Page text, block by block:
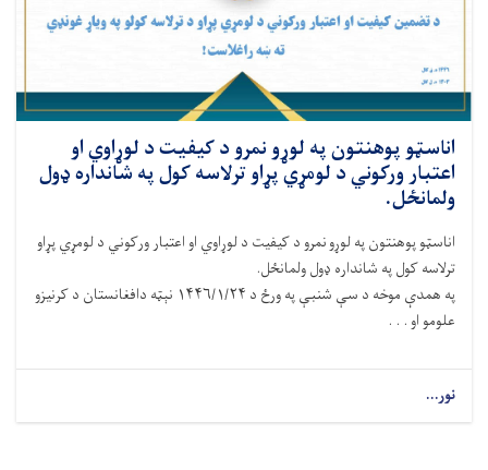
اناسټو پوهنتون په لوړو نمرو د کيفيت د لوړاوي او
اعتبار ورکوني د لومړي پړاو ترلاسه کول په شانداره ډول
ولمانځل.
اناسټو پوهنتون په لوړو نمرو د کيفيت د لوړاوي او اعتبار ورکوني د لومړي پړاو
ترلاسه کول په شانداره ډول ولمانځل.
په همدې موخه د سې شنبې په ورځ د ۱۴۴۶/۱/۲۴ نېټه دافغانستان د کرنیزو
علومو او . . .
نور...